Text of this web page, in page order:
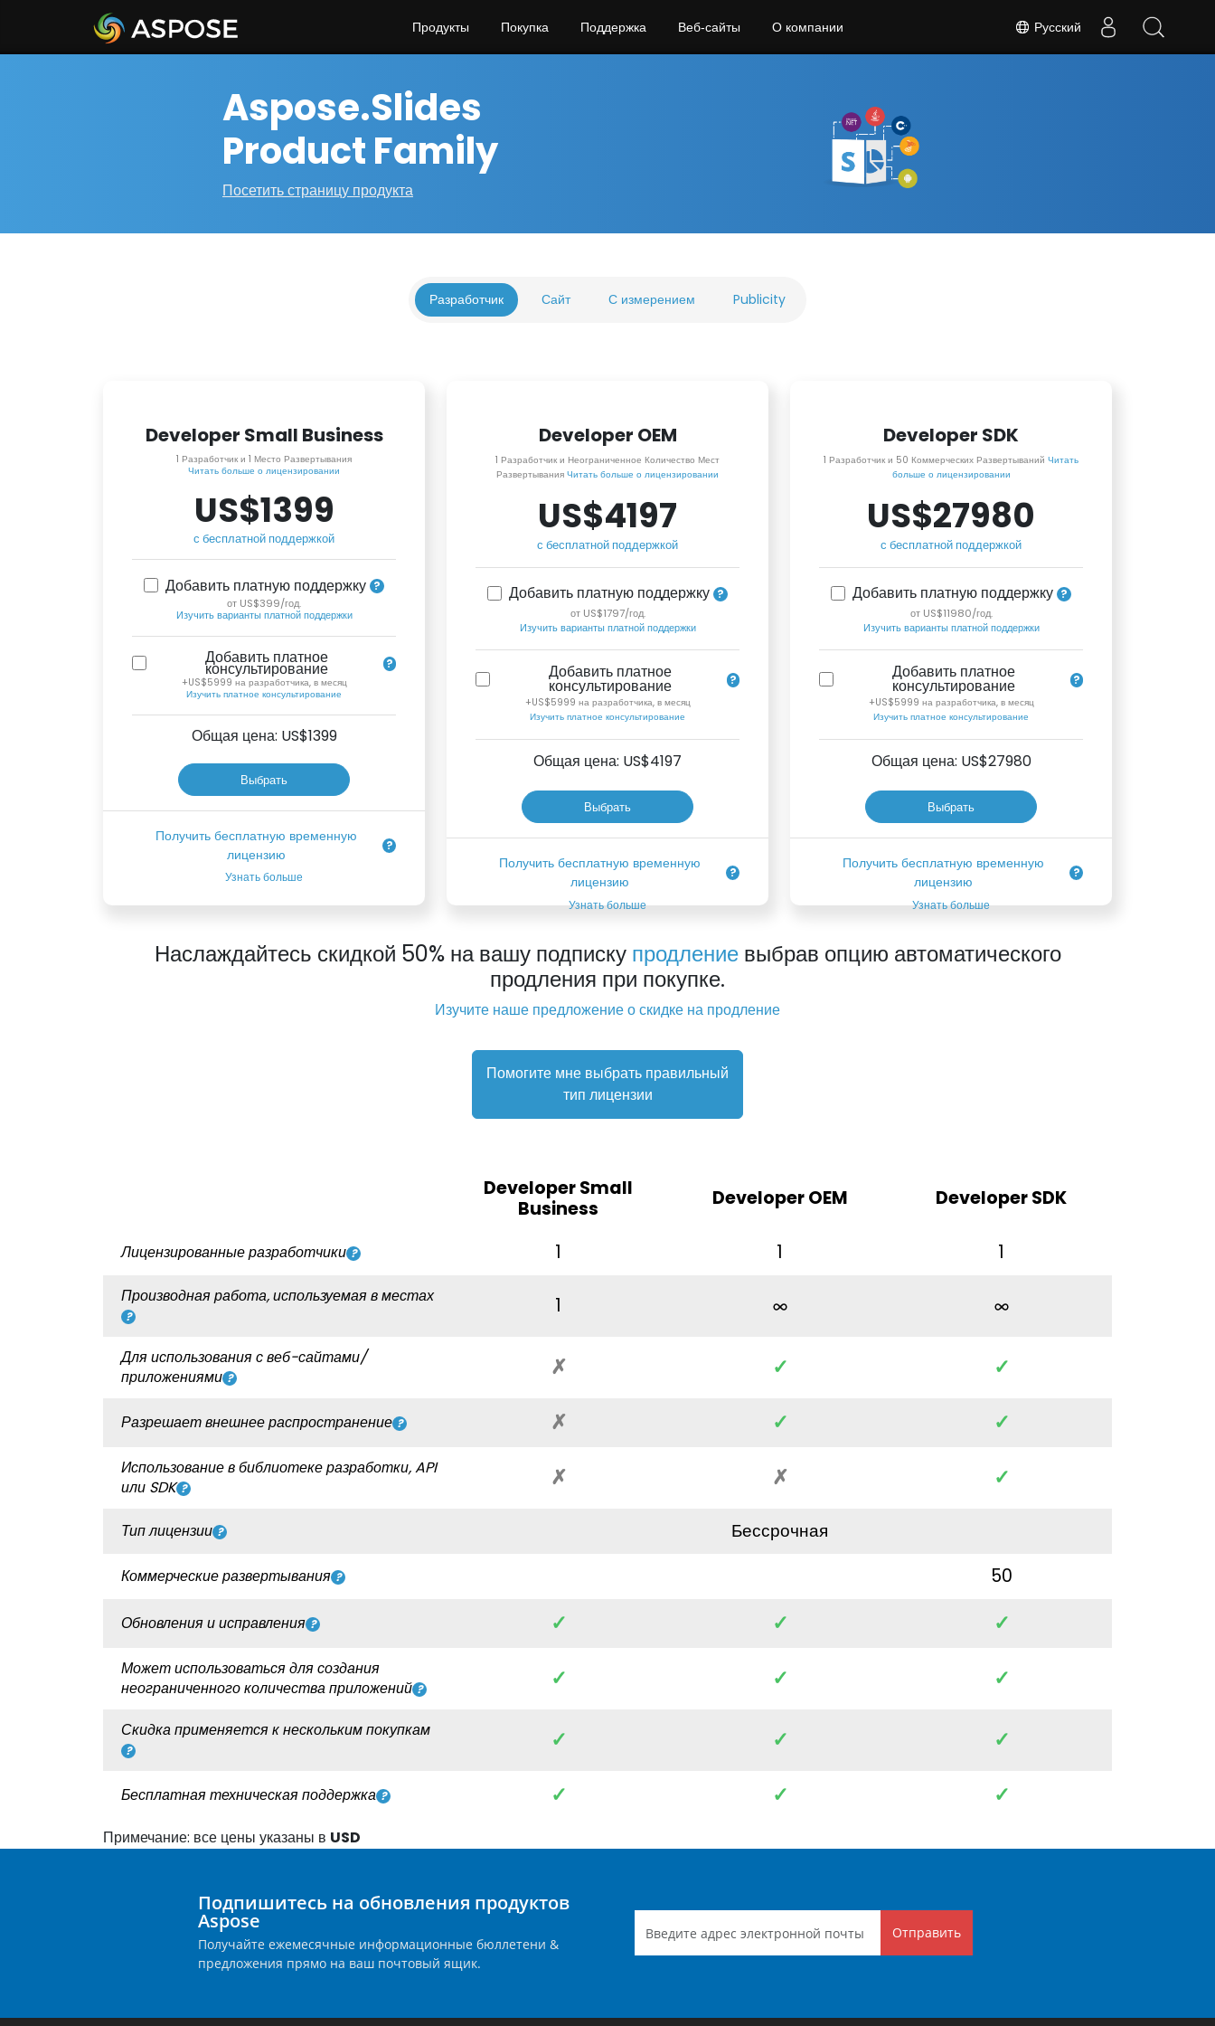
Русский
Продукты Покупка Поддержка Веб‑сайты О компании
Aspose.Slides
Product Family
Посетить страницу продукта
Разработчик Сайт С измерением Publicity
Developer Small Business
1 Разработчик и 1 Место Развертывания
Читать больше о лицензировании
US$1399
с бесплатной поддержкой
Добавить платную поддержку
от US$399/год.
Изучить варианты платной поддержки
Добавить платное
консультирование
+US$5999 на разработчика, в месяц
Изучить платное консультирование
Общая цена: US$1399
Выбрать
Получить бесплатную временную
лицензию
Узнать больше
Developer OEM
1 Разработчик и Неограниченное Количество Мест
Развертывания Читать больше о лицензировании
US$4197
с бесплатной поддержкой
Добавить платную поддержку
от US$1797/год.
Изучить варианты платной поддержки
Добавить платное
консультирование
+US$5999 на разработчика, в месяц
Изучить платное консультирование
Общая цена: US$4197
Выбрать
Получить бесплатную временную
лицензию
Узнать больше
Developer SDK
1 Разработчик и 50 Коммерческих Развертываний Читать
больше о лицензировании
US$27980
с бесплатной поддержкой
Добавить платную поддержку
от US$11980/год.
Изучить варианты платной поддержки
Добавить платное
консультирование
+US$5999 на разработчика, в месяц
Изучить платное консультирование
Общая цена: US$27980
Выбрать
Получить бесплатную временную
лицензию
Узнать больше
Наслаждайтесь скидкой 50% на вашу подписку продлениевыбрав опцию автоматического
продления при покупке.
Изучите наше предложение о скидке на продление
Помогите мне выбрать правильный
тип лицензии
Developer Small
Business
Developer OEM Developer SDK
Лицензированные разработчики 1 1 1
Производная работа, используемая в местах 1
Для использования с веб-сайтами/
приложениями
✗ ✓ ✓
Разрешает внешнее распространение ✗ ✓ ✓
Использование в библиотеке разработки, API
или SDK
✗ ✗ ✓
Тип лицензии Бессрочная
Коммерческие развертывания 50
Обновления и исправления ✓ ✓ ✓
Может использоваться для создания
неограниченного количества приложений
✓ ✓ ✓
Скидка применяется к нескольким покупкам ✓ ✓ ✓
Бесплатная техническая поддержка ✓ ✓ ✓
Примечание: все цены указаны в USD
Подпишитесь на обновления продуктов
Aspose
Получайте ежемесячные информационные бюллетени &
предложения прямо на ваш почтовый ящик.
Отправить